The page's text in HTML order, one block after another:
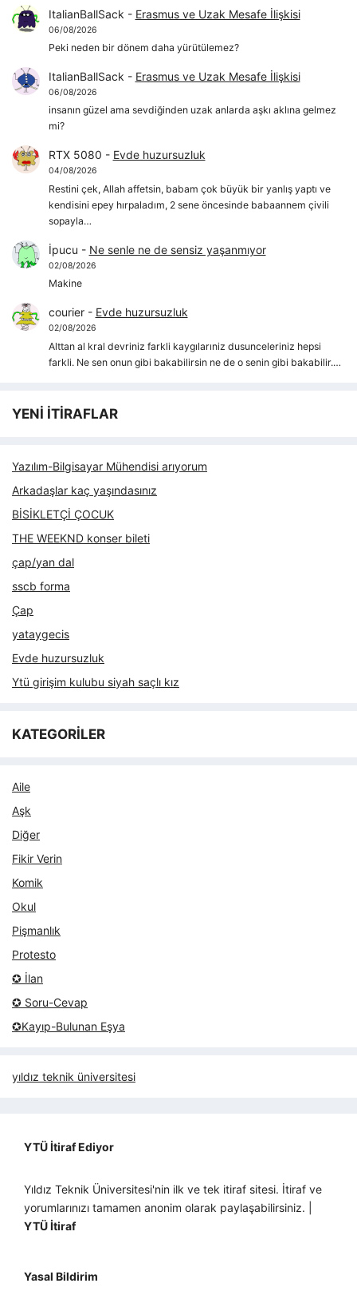
ItalianBallSack - Erasmus ve Uzak Mesafe İlişkisi
06/08/2026
Peki neden bir dönem daha yürütülemez?
ItalianBallSack - Erasmus ve Uzak Mesafe İlişkisi
06/08/2026
insanın güzel ama sevdiğinden uzak anlarda aşkı aklına gelmez
mi?
RTX 5080 - Evde huzursuzluk
04/08/2026
Restini çek, Allah affetsin, babam çok büyük bir yanlış yaptı ve
kendisini epey hırpaladım, 2 sene öncesinde babaannem çivili
sopayla…
İpucu - Ne senle ne de sensiz yaşanmıyor
02/08/2026
Makine
courier- Evde huzursuzluk
02/08/2026
Alttan al kral devriniz farkli kaygılarıniz dusunceleriniz hepsi
farkli. Ne sen onun gibi bakabilirsin ne de o senin gibi bakabilir.…
YENİ İTİRAFLAR
Yazılım-Bilgisayar Mühendisi arıyorum
Arkadaşlar kaç yaşındasınız
BİSİKLETÇİ ÇOCUK
THE WEEKND konser bileti
çap/yan dal
sscb forma
Çap
yataygecis
Evde huzursuzluk
Ytü girişim kulubu siyah saçlı kız
KATEGORİLER
Aile
Aşk
Diğer
Fikir Verin
Komik
Okul
Pişmanlık
Protesto
✪ İlan
✪ Soru-Cevap
✪Kayıp-Bulunan Eşya
yıldız teknik üniversitesi
YTÜ İtiraf Ediyor
Yıldız Teknik Üniversitesi'nin ilk ve tek itiraf sitesi. İtiraf ve
yorumlarınızı tamamen anonim olarak paylaşabilirsiniz. |
YTÜ İtiraf
Yasal Bildirim